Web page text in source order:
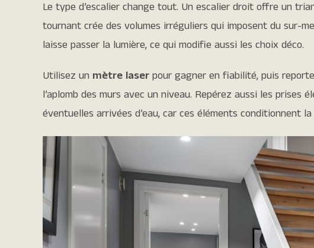
Le type d’escalier change tout. Un escalier droit offre un
tournant crée des volumes irréguliers qui imposent du sur-
laisse passer la lumière, ce qui modifie aussi les choix déco.
Utilisez un mètre laser pour gagner en fiabilité, puis
l’aplomb des murs avec un niveau. Repérez aussi les prises
éventuelles arrivées d’eau, car ces éléments conditionnent